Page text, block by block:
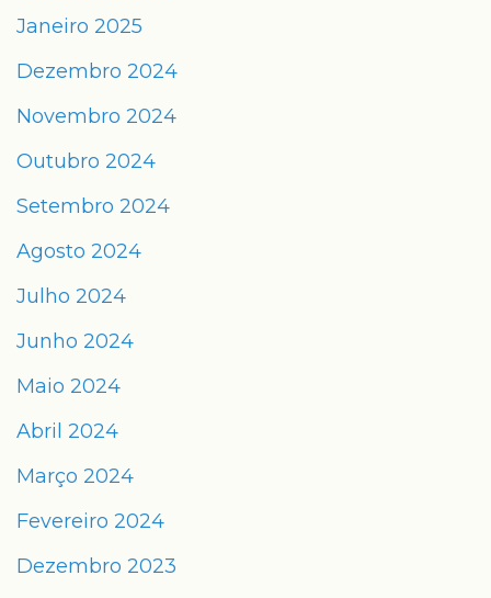
Janeiro 2025
Dezembro 2024
Novembro 2024
Outubro 2024
Setembro 2024
Agosto 2024
Julho 2024
Junho 2024
Maio 2024
Abril 2024
Março 2024
Fevereiro 2024
Dezembro 2023